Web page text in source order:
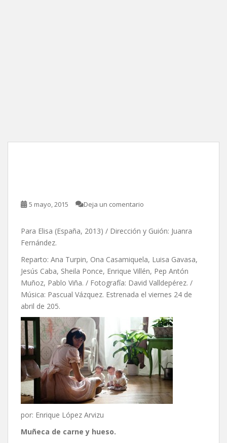
5 mayo, 2015 Deja un comentario
Para Elisa (España, 2013) / Dirección y Guión: Juanra
Fernández.
Reparto: Ana Turpin, Ona Casamiquela, Luisa Gavasa,
Jesús Caba, Sheila Ponce, Enrique Villén, Pep Antón
Muñoz, Pablo Viña. / Fotografía: David Valldepérez. /
Música: Pascual Vázquez. Estrenada el viernes 24 de
abril de 205.
por: Enrique López Arvizu
Muñeca de carne y hueso.